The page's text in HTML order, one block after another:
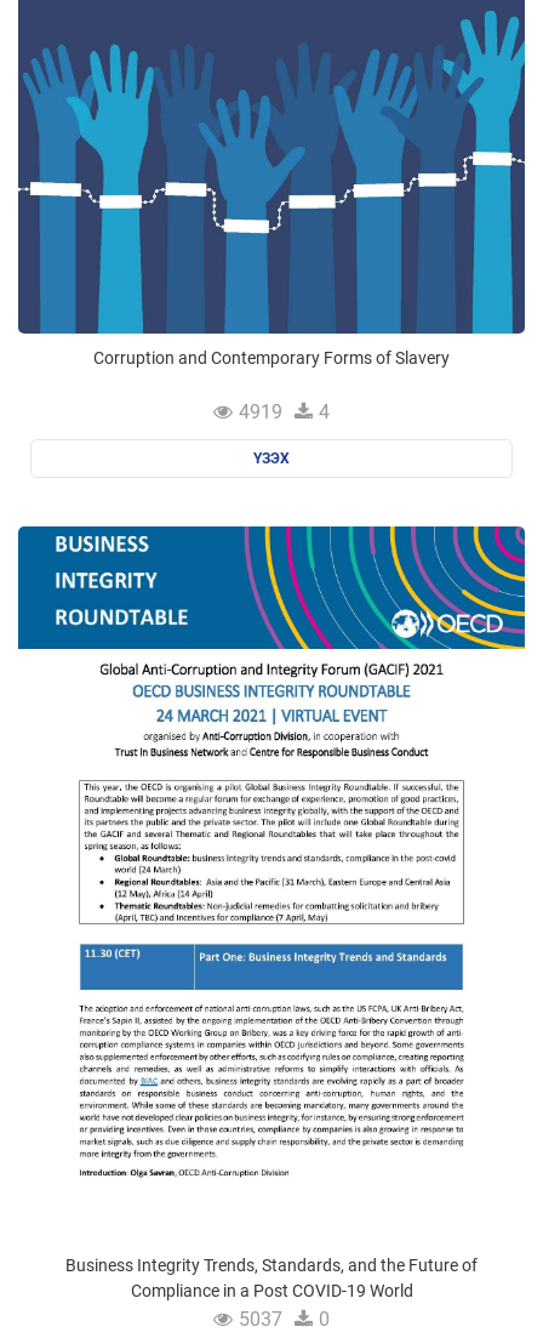
Corruption and Contemporary Forms of Slavery
4919 4
ҮЗЭХ
Business Integrity Trends, Standards, and the Future of
Compliance in a Post COVID-19 World
5037 0